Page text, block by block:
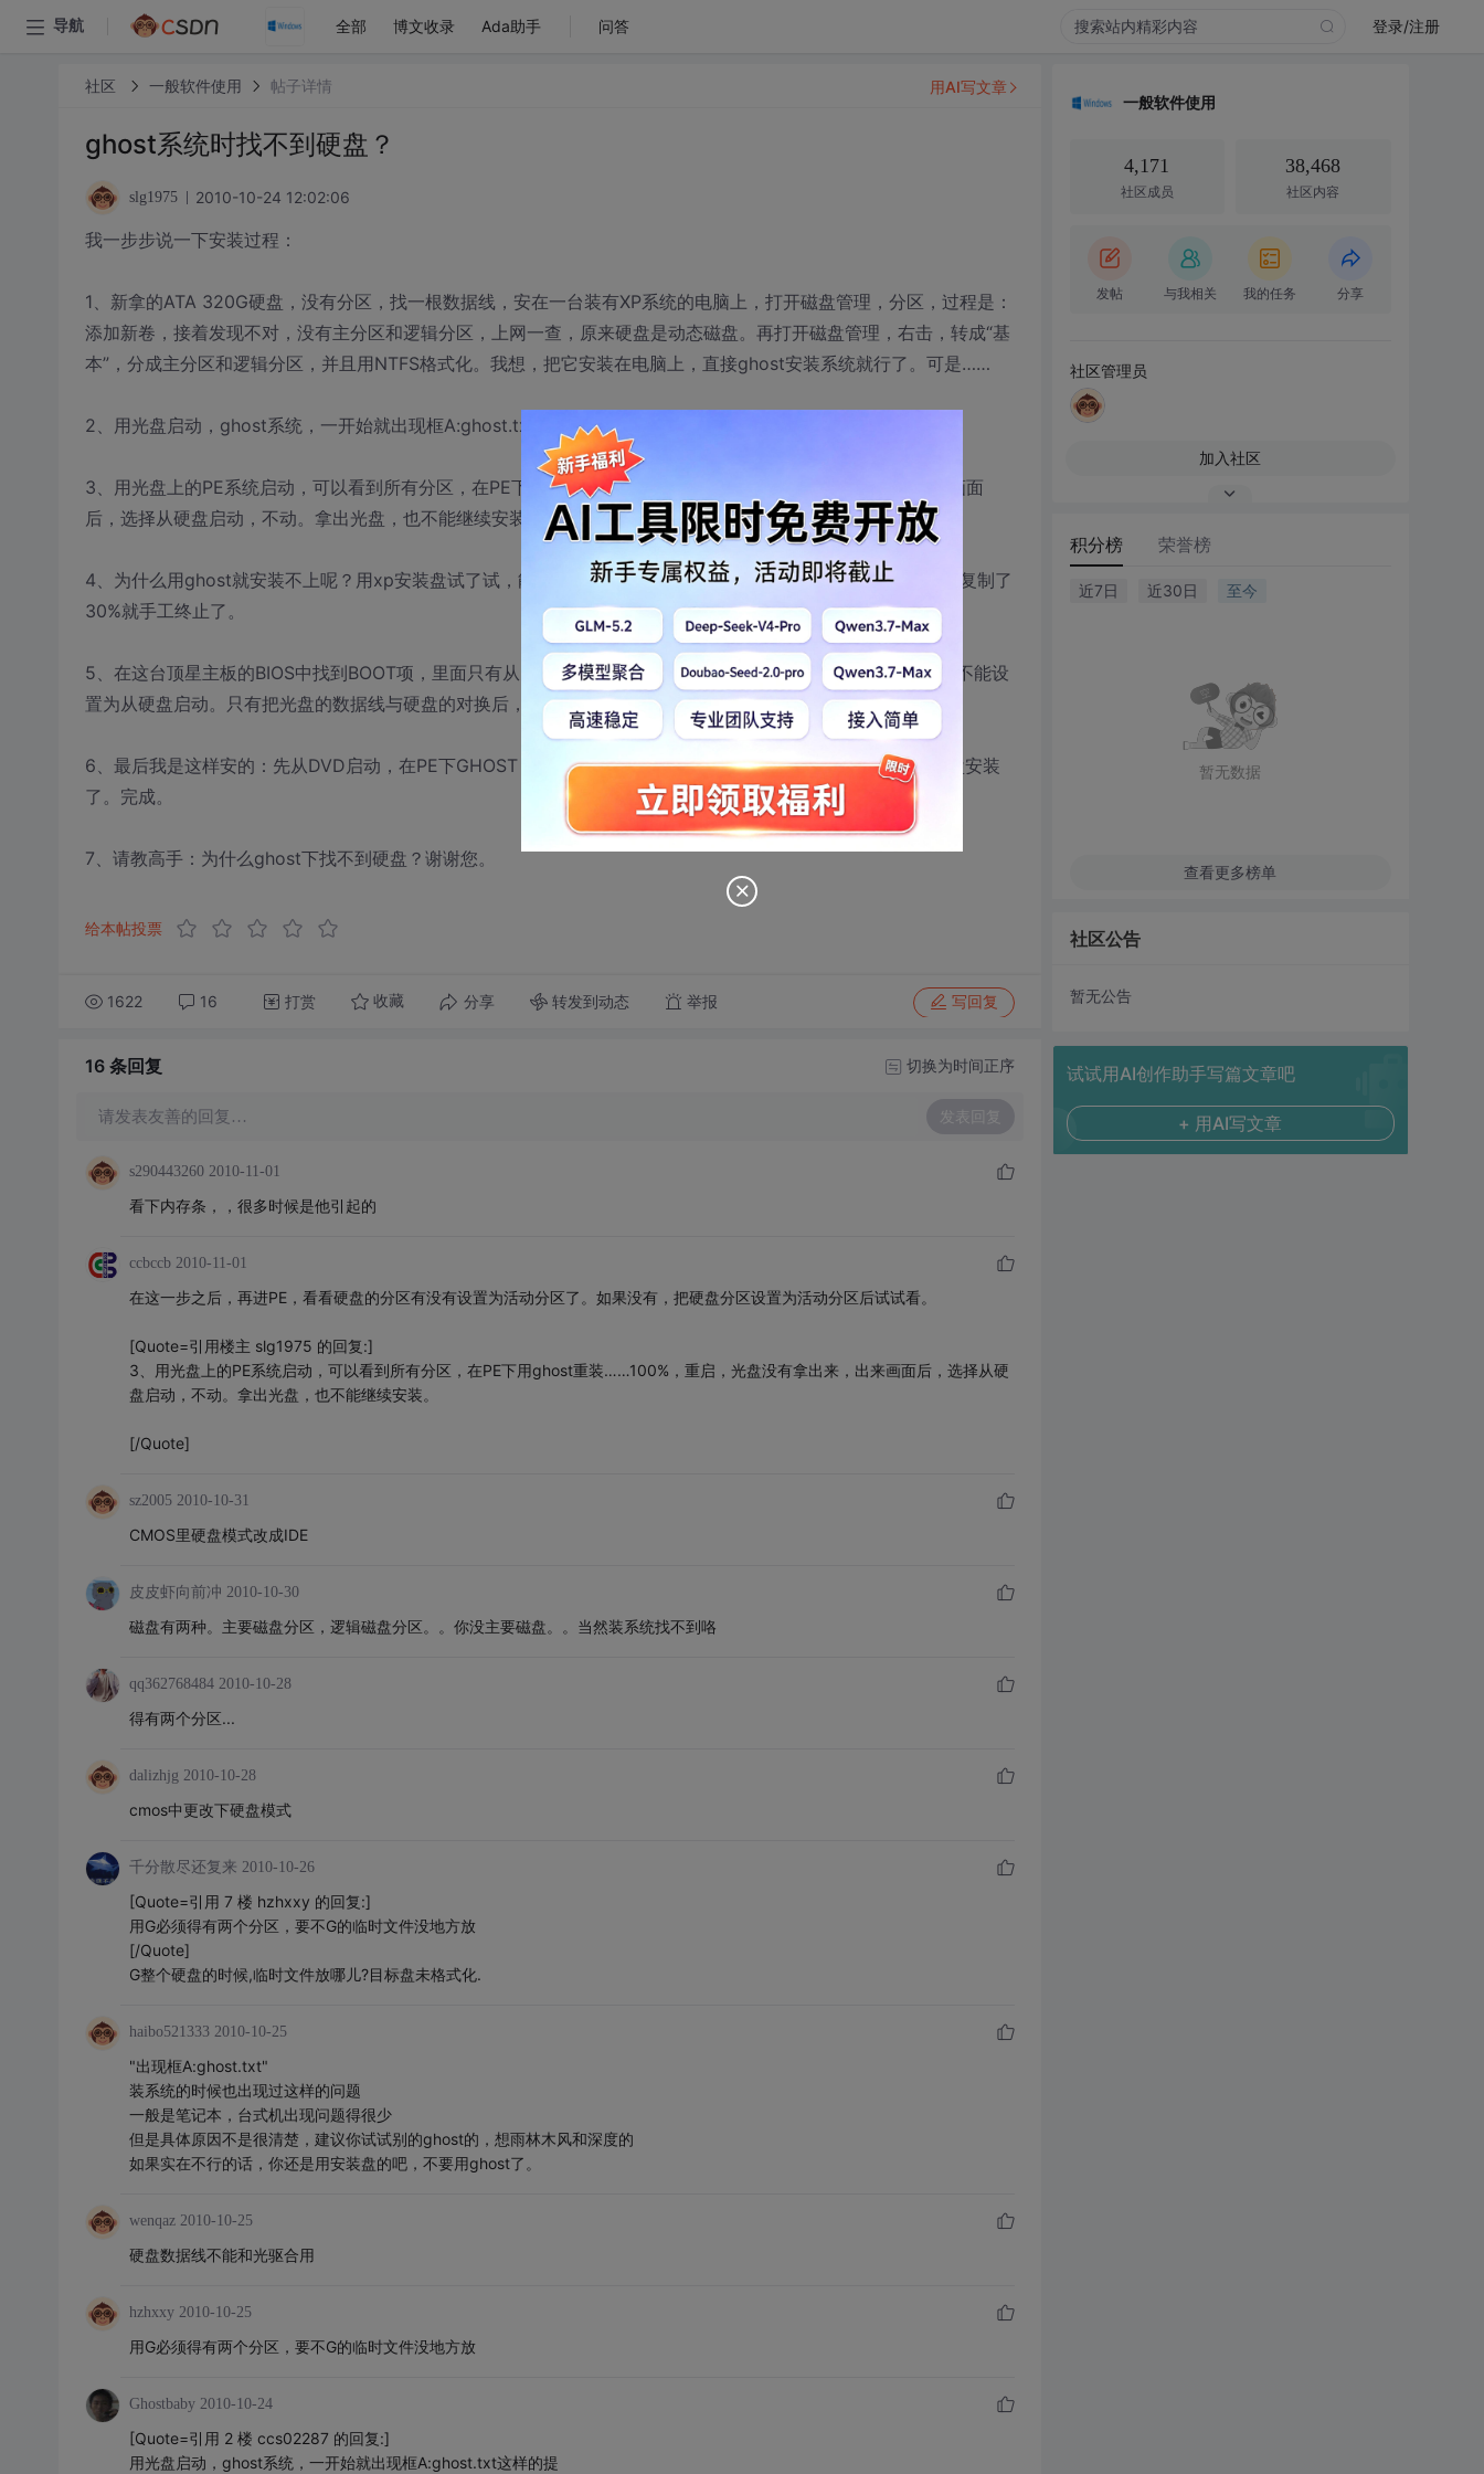
导航 全部 博文收录 Ada助手 问答 登录/注册
社区 一般软件使用 帖子详情
ghost系统时找不到硬盘？
slg1975 2010-10-24 12:02:06
我一步步说一下安装过程：
1、新拿的ATA 320G硬盘，没有分区，找一根数据线，安在一台装有XP系统的电脑上，打开磁盘管理，分区，过程是：
添加新卷，接着发现不对，没有主分区和逻辑分区，上网一查，原来硬盘是动态磁盘。再打开磁盘管理，右击，转成“基
本”，分成主分区和逻辑分区，并且用NTFS格式化。我想，把它安装在电脑上，直接ghost安装系统就行了。可是……
2、用光盘启动，ghost系统，一开始就出现框A:ghost.txt这样的提示。硬盘是好好，为什么ghost上找不到呢？
3、用光盘上的PE系统启动，可以看到所有分区，在PE下用ghost重装……100%，重启，光盘没有拿出来，出来画面
后，选择从硬盘启动，不动。拿出光盘，也不能继续安装。
4、为什么用ghost就安装不上呢？用xp安装盘试了试，能选择分区，能复制文件，可安装盘太慢，驱动又不齐，复制了
30%就手工终止了。
5、在这台顶星主板的BIOS中找到BOOT项，里面只有从DVD启动,找不到first boot ,second boot 这样的选项，不能设
置为从硬盘启动。只有把光盘的数据线与硬盘的对换后，boot项里才是从hard启动。
6、最后我是这样安的：先从DVD启动，在PE下GHOST ，完了后，不是不启动吗？关机，交换数据线，就从硬盘安装
了。完成。
7、请教高手：为什么ghost下找不到硬盘？谢谢您。
给本帖投票
1622 16 打赏 收藏 分享 转发到动态 举报 写回复
用AI写文章
16 条回复 切换为时间正序
请发表友善的回复… 发表回复
s290443260 2010-11-01
看下内存条，，很多时候是他引起的
ccbccb 2010-11-01
在这一步之后，再进PE，看看硬盘的分区有没有设置为活动分区了。如果没有，把硬盘分区设置为活动分区后试试看。
[Quote=引用楼主 slg1975 的回复:]
3、用光盘上的PE系统启动，可以看到所有分区，在PE下用ghost重装……100%，重启，光盘没有拿出来，出来画面后，选择从硬
盘启动，不动。拿出光盘，也不能继续安装。
[/Quote]
sz2005 2010-10-31
CMOS里硬盘模式改成IDE
皮皮虾向前冲 2010-10-30
磁盘有两种。主要磁盘分区，逻辑磁盘分区。。你没主要磁盘。。当然装系统找不到咯
qq362768484 2010-10-28
得有两个分区...
dalizhjg 2010-10-28
cmos中更改下硬盘模式
千分散尽还复来 2010-10-26
[Quote=引用 7 楼 hzhxxy 的回复:]
用G必须得有两个分区，要不G的临时文件没地方放
[/Quote]
G整个硬盘的时候,临时文件放哪儿?目标盘未格式化.
haibo521333 2010-10-25
"出现框A:ghost.txt"
装系统的时候也出现过这样的问题
一般是笔记本，台式机出现问题得很少
但是具体原因不是很清楚，建议你试试别的ghost的，想雨林木风和深度的
如果实在不行的话，你还是用安装盘的吧，不要用ghost了。
wenqaz 2010-10-25
硬盘数据线不能和光驱合用
hzhxxy 2010-10-25
用G必须得有两个分区，要不G的临时文件没地方放
Ghostbaby 2010-10-24
[Quote=引用 2 楼 ccs02287 的回复:]
用光盘启动，ghost系统，一开始就出现框A:ghost.txt这样的提
一般软件使用
4,171
社区成员
38,468
社区内容
发帖 与我相关 我的任务 分享
社区管理员
加入社区
积分榜 荣誉榜
近7日 近30日 至今
暂无数据
查看更多榜单
社区公告
暂无公告
试试用AI创作助手写篇文章吧
+ 用AI写文章